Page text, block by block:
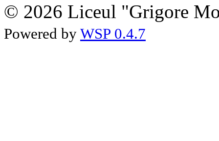
© 2026 Liceul "Grigore
Powered by WSP 0.4.7